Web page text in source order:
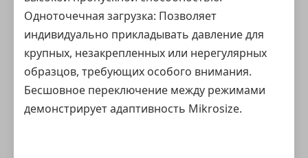
Одноточечная загрузка: Позволяет
индивидуально прикладывать давление для
крупных, незакрепленных или нерегулярных
образцов, требующих особого внимания.
Бесшовное переключение между режимами
демонстрирует адаптивность Mikrosize.